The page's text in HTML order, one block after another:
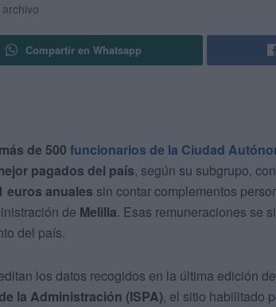
Compartir en Whatsapp
de 500 funcionarios de la Ciudad
pagados del país, según su subgrupo,
euros anuales sin contar complementos
de Melilla. Esas remuneraciones se
del país.
los datos recogidos en la última edición
la Administración (ISPA), el sitio habilitado